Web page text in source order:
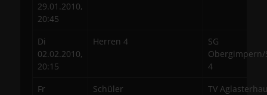
29.01.2010,
20:45
Di
02.02.2010,
20:15
Herren 4
SG
Obergimpern/
4
Fr
Schüler TV